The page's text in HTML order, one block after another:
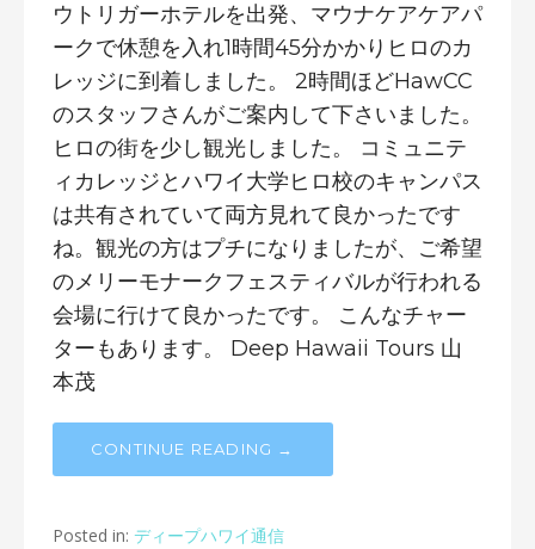
ウトリガーホテルを出発、マウナケアケアパ
ークで休憩を入れ1時間45分かかりヒロのカ
レッジに到着しました。 2時間ほどHawCC
のスタッフさんがご案内して下さいました。
ヒロの街を少し観光しました。 コミュニテ
ィカレッジとハワイ大学ヒロ校のキャンパス
は共有されていて両方見れて良かったです
ね。観光の方はプチになりましたが、ご希望
のメリーモナークフェスティバルが行われる
会場に行けて良かったです。 こんなチャー
ターもあります。 Deep Hawaii Tours 山
本茂
CONTINUE READING →
Posted in: ディープハワイ通信